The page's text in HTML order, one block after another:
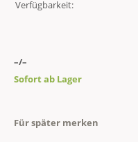
Verfügbarkeit:
–/–
Sofort ab Lager
Für später merken